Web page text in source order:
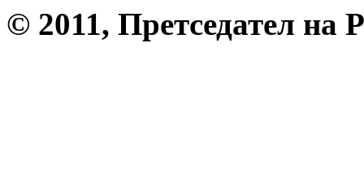
© 2011, Претседател на